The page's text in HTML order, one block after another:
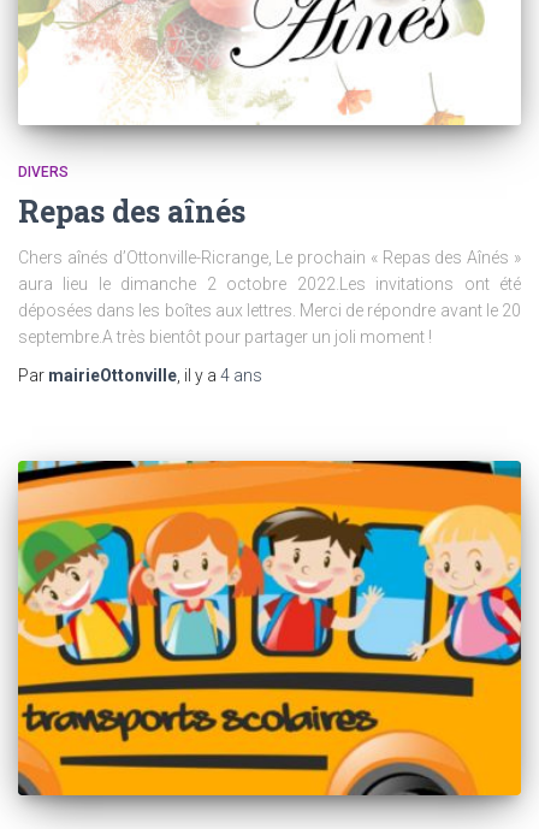
DIVERS
Repas des aînés
Chers aînés d’Ottonville-Ricrange, Le prochain « Repas des Aînés »
aura lieu le dimanche 2 octobre 2022.Les invitations ont été
déposées dans les boîtes aux lettres. Merci de répondre avant le 20
septembre.A très bientôt pour partager un joli moment !
Par mairieOttonville , il y a 4 ans